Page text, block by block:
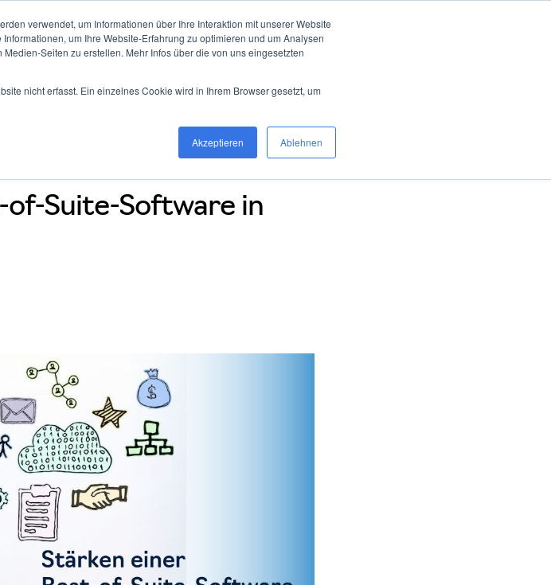
verwendet, um Informationen über Ihre Interaktion mit unserer Website
um Ihre Website-Erfahrung zu optimieren und um Analysen
Seiten zu erstellen. Mehr Infos über die von uns eingesetzten
nicht erfasst. Ein einzelnes Cookie wird in Ihrem Browser gesetzt, um
Akzeptieren Ablehnen
of-Suite-Software in